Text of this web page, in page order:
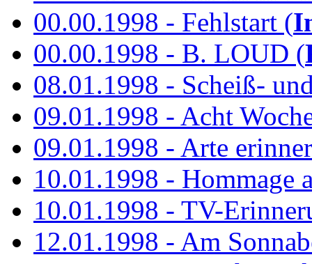
00.00.1998 - Fehlstart (
00.00.1998 - B. LOUD (
08.01.1998 - Scheiß-
09.01.1998 - Acht
09.01.1998 - Arte
10.01.1998 - Hommage
10.01.1998 - TV-
12.01.1998 - Am